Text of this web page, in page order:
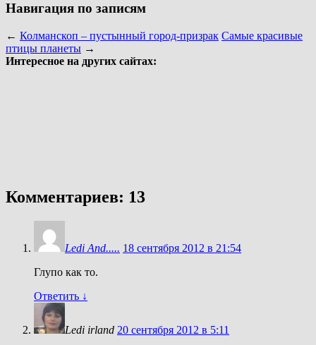
Навигация по записям
← Колманскоп – пустынный город-призрак Самые красивые
птицы планеты →
Интересное на других сайтах:
Комментариев: 13
Ledi And..... 18 сентября 2012 в 21:54
Глупо как то.
Ответить ↓
Ledi irland 20 сентября 2012 в 5:11